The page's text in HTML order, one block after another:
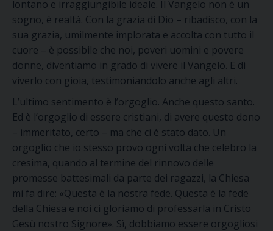
lontano e irraggiungibile ideale. Il Vangelo non è un
sogno, è realtà. Con la grazia di Dio – ribadisco, con la
sua grazia, umilmente implorata e accolta con tutto il
cuore – è possibile che noi, poveri uomini e povere
donne, diventiamo in grado di vivere il Vangelo. E di
viverlo con gioia, testimoniandolo anche agli altri.
L’ultimo sentimento è l’orgoglio. Anche questo santo.
Ed è l’orgoglio di essere cristiani, di avere questo dono
– immeritato, certo – ma che ci è stato dato. Un
orgoglio che io stesso provo ogni volta che celebro la
cresima, quando al termine del rinnovo delle
promesse battesimali da parte dei ragazzi, la Chiesa
mi fa dire: «Questa è la nostra fede. Questa è la fede
della Chiesa e noi ci gloriamo di professarla in Cristo
Gesù nostro Signore». Sì, dobbiamo essere orgogliosi